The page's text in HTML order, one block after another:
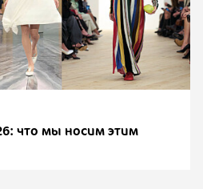
что мы носим этим